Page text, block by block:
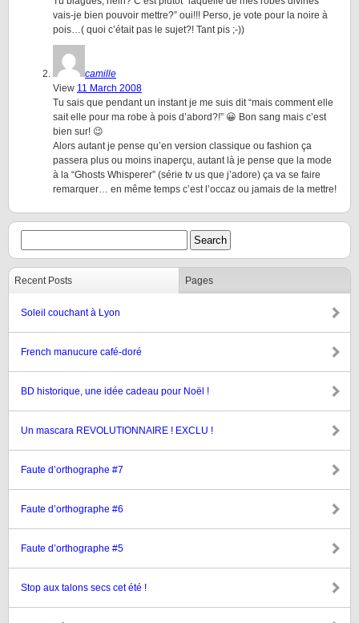
vais-je bien pouvoir mettre?” oui!!! Perso, je vote pour la noire à
pois…( quoi c’était pas le sujet?! Tant pis ;-))
camille
View 11 March 2008
Tu sais que pendant un instant je me suis dit “mais comment elle
sait elle pour ma robe à pois d’abord?!” 😀 Bon sang mais c’est
bien sur! 😉
Alors autant je pense qu’en version classique ou fashion ça
passera plus ou moins inaperçu, autant là je pense que la mode
à la “Ghosts Whisperer” (série tv us que j’adore) ça va se faire
remarquer… en même temps c’est l’occaz ou jamais de la mettre!
Recent Posts Pages
Soleil couchant à Lyon
French manucure café-doré
BD historique, une idée cadeau pour Noël !
Un mascara REVOLUTIONNAIRE ! EXCLU !
Faute d’orthographe #7
Faute d’orthographe #6
Faute d’orthographe #5
Stop aux talons secs cet été !